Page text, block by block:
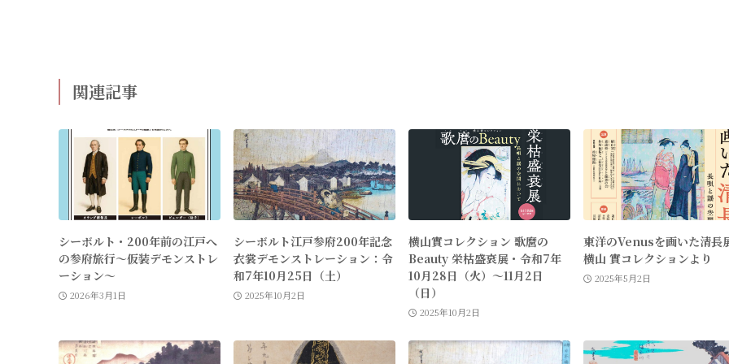
関連記事
シーボルト・200年前の江戸へ
の参府旅行〜仮装デモンストレ
ーション〜
2026年3月1日
シーボルト江戸参府200年記念
衣裳デモンストレーション：令
和7年10月25日（土）
2025年10月2日
横山實コレクション 歌麿の
Beauty 栄枯盛衰展・令和7年
10月28日（火）〜11月2日
（日）
2025年10月2日
東洋のVenusを画いた清長
横山 實コレクションより
2025年5月2日